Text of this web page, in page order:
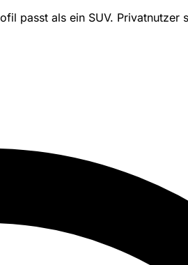
passt als ein SUV.